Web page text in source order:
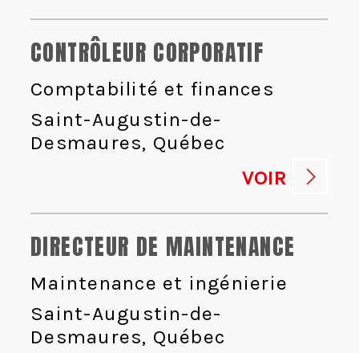
CONTRÔLEUR CORPORATIF
Comptabilité et finances
Saint-Augustin-de-
Desmaures, Québec
VOIR
DIRECTEUR DE MAINTENANCE
Maintenance et ingénierie
Saint-Augustin-de-
Desmaures, Québec